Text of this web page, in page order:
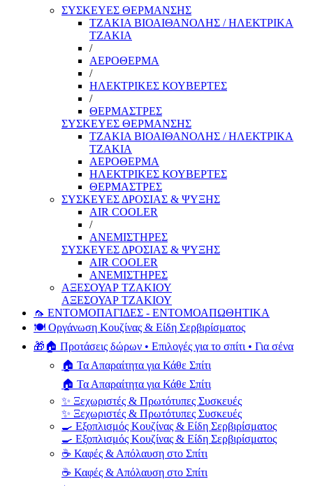
ΣΥΣΚΕΥΕΣ ΘΕΡΜΑΝΣΗΣ
ΤΖΑΚΙΑ ΒΙΟΑΙΘΑΝΟΛΗΣ / ΗΛΕΚΤΡΙΚΑ
ΤΖΑΚΙΑ
/
ΑΕΡΟΘΕΡΜΑ
/
ΗΛΕΚΤΡΙΚΕΣ ΚΟΥΒΕΡΤΕΣ
/
ΘΕΡΜΑΣΤΡΕΣ
ΣΥΣΚΕΥΕΣ ΘΕΡΜΑΝΣΗΣ
ΤΖΑΚΙΑ ΒΙΟΑΙΘΑΝΟΛΗΣ / ΗΛΕΚΤΡΙΚΑ
ΤΖΑΚΙΑ
ΑΕΡΟΘΕΡΜΑ
ΗΛΕΚΤΡΙΚΕΣ ΚΟΥΒΕΡΤΕΣ
ΘΕΡΜΑΣΤΡΕΣ
ΣΥΣΚΕΥΕΣ ΔΡΟΣΙΑΣ & ΨΥΞΗΣ
AIR COOLER
/
ΑΝΕΜΙΣΤΗΡΕΣ
ΣΥΣΚΕΥΕΣ ΔΡΟΣΙΑΣ & ΨΥΞΗΣ
AIR COOLER
ΑΝΕΜΙΣΤΗΡΕΣ
ΑΞΕΣΟΥΑΡ ΤΖΑΚΙΟΥ
ΑΞΕΣΟΥΑΡ ΤΖΑΚΙΟΥ
🦟 ΕΝΤΟΜΟΠΑΓΙΔΕΣ - ΕΝΤΟΜΟΑΠΩΘΗΤΙΚΑ
🍽️ Οργάνωση Κουζίνας & Είδη Σερβιρίσματος
🎁🏠 Προτάσεις δώρων • Επιλογές για το σπίτι • Για σένα
🏠 Τα Απαραίτητα για Κάθε Σπίτι
🏠 Τα Απαραίτητα για Κάθε Σπίτι
✨ Ξεχωριστές & Πρωτότυπες Συσκευές
✨ Ξεχωριστές & Πρωτότυπες Συσκευές
🍳 Εξοπλισμός Κουζίνας & Είδη Σερβιρίσματος
🍳 Εξοπλισμός Κουζίνας & Είδη Σερβιρίσματος
☕ Καφές & Απόλαυση στο Σπίτι
☕ Καφές & Απόλαυση στο Σπίτι